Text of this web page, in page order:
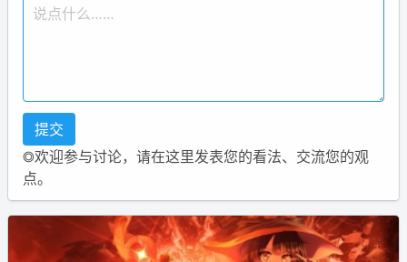
◎欢迎参与讨论，请在这里发表您的看法、交流您的观
点。